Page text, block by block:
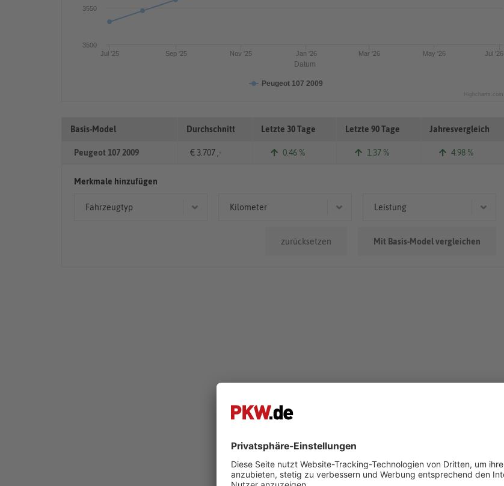
Datum
Peugeot 107 2009
Jul '25 Sep '25 Nov '25 Jan '26 Mar '26 May '26 Jul '26
3500
3550
Highcharts.com
Basis-Model Durchschnitt Letzte 30 Tage Letzte 90 Tage Jahresvergleich
Peugeot 107 2009 € 3.707 ,- 0.46 % 1.37 % 4.98 %
Merkmale hinzufügen
Fahrzeugtyp Kilometer Leistung
zurücksetzen
Mit Basis-Model vergleichen